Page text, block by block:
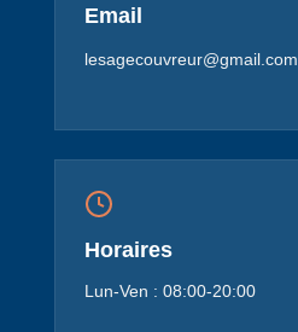
Email
lesagecouvreur@gmail.com
Horaires
Lun-Ven : 08:00-20:00